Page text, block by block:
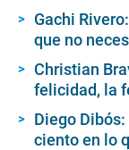
Gachi
que no
Christian
felicidad, la
Diego
ciento en lo